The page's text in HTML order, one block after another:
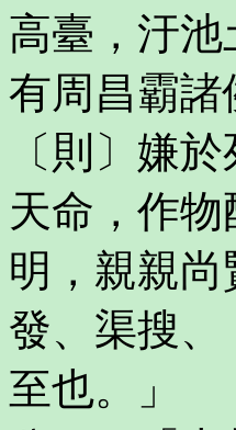
高臺，汙
有周昌霸
〔則〕嫌
天命，作
明，親親
發、渠搜
至也。」